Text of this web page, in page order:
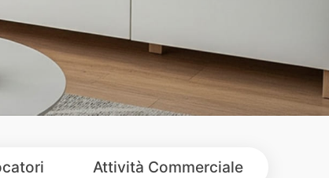
Attività Commerciale